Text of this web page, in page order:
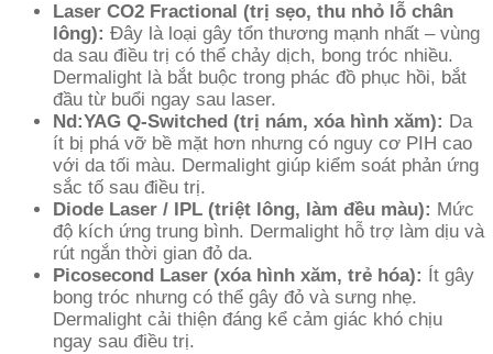
Laser CO2 Fractional (trị sẹo, thu nhỏ lỗ chân
lông): Đây là loại gây tổn thương mạnh nhất – vùng
da sau điều trị có thể chảy dịch, bong tróc nhiều.
Dermalight là bắt buộc trong phác đồ phục hồi, bắt
đầu từ buổi ngay sau laser.
Nd:YAG Q-Switched (trị nám, xóa hình xăm): Da
ít bị phá vỡ bề mặt hơn nhưng có nguy cơ PIH cao
với da tối màu. Dermalight giúp kiểm soát phản ứng
sắc tố sau điều trị.
Diode Laser / IPL (triệt lông, làm đều màu): Mức
độ kích ứng trung bình. Dermalight hỗ trợ làm dịu và
rút ngắn thời gian đỏ da.
Picosecond Laser (xóa hình xăm, trẻ hóa):
Ít gây
bong tróc nhưng có thể gây đỏ và sưng nhẹ.
Dermalight cải thiện đáng kể cảm giác khó chịu
ngay sau điều trị.